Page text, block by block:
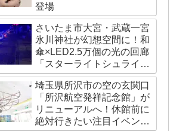
登場
さいたま市大宮・武蔵一宮
氷川神社が幻想空間に！和
傘×LED2.5万個の光の回廊
「スターライトシュライ
ン」が国内外で話題
埼玉県所沢市の空の玄関口
「所沢航空発祥記念館」が
リニューアルへ！休館前に
絶対行きたい注目イベント